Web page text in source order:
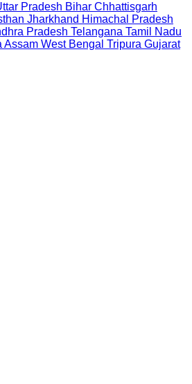
Pradesh Bihar Chhattisgarh
Jharkhand Himachal Pradesh
Pradesh Telangana Tamil Nadu
Assam West Bengal Tripura Gujarat